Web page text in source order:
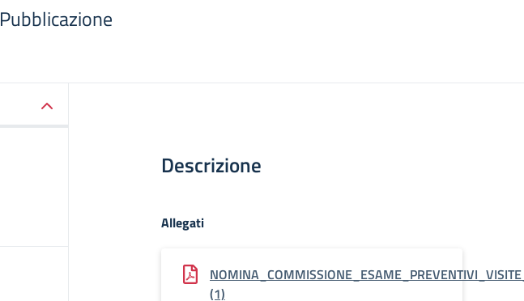
Pubblicazione
Descrizione
Allegati
(1)